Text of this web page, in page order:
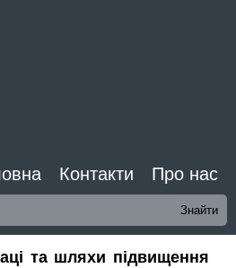
Контакти Про нас
та шляхи підвищення